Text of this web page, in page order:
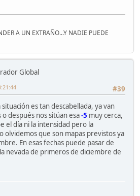
A UN EXTRAÑO...Y NADIE PUEDE
Global
#39
situación es tan descabellada, ya van
después nos sitúan esa-5 muy cerca,
el día ni la intensidad pero la
olvidemos que son mapas previstos ya
En esas fechas puede pasar de
nevada de primeros de diciembre de